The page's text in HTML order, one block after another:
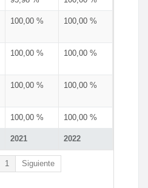
2021 2022
100,00 % 100,00 %
100,00 % 100,00 %
100,00 % 100,00 %
100,00 % 100,00 %
1 Siguiente